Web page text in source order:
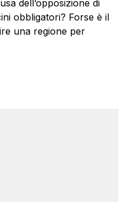
dell’opposizione di
obbligatori? Forse è il
una regione per